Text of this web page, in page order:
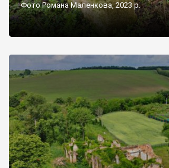
Фото Романа Маленкова, 2023 р.